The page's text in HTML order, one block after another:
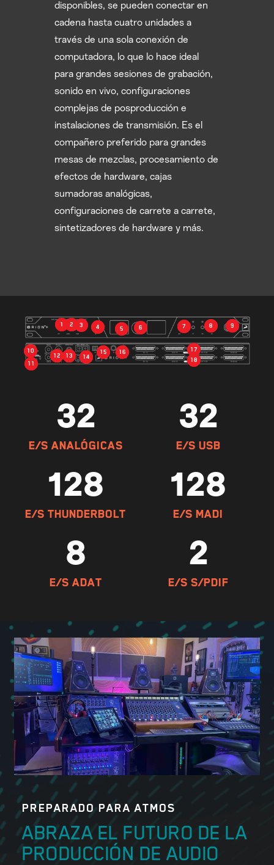
disponibles, se pueden conectar en
cadena hasta cuatro unidades a
través de una sola conexión de
computadora, lo que lo hace ideal
para grandes sesiones de grabación,
sonido en vivo, configuraciones
complejas de posproducción e
instalaciones de transmisión. Es el
compañero preferido para grandes
mesas de mezclas, procesamiento de
efectos de hardware, cajas
sumadoras analógicas,
configuraciones de carrete a carrete,
sintetizadores de hardware y más.
1 2 3 4 5 6 7 8 9
10
11
12 13 14
15 16
17
18
32
E/S ANALÓGICAS
32
E/S USB
128
E/S THUNDERBOLT
128
E/S MADI
8
E/S ADAT
2
E/S S/PDIF
PREPARADO PARA ATMOS
ABRAZA EL FUTURO DE LA
PRODUCCIÓN DE AUDIO